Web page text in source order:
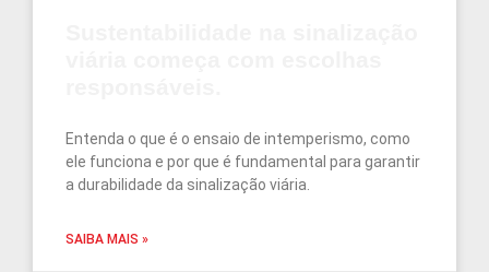
Entenda o que é o ensaio de intemperismo, como
ele funciona e por que é fundamental para garantir
a durabilidade da sinalização viária.
SAIBA MAIS »